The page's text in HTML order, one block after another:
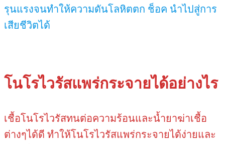
รุนแรงจนทำให้ความดันโลหิตตก ช็อค นำไปสู่การ
เสียชีวิตได้
โนโรไวรัสแพร่กระจายได้อย่างไร
เชื้อโนโรไวรัสทนต่อความร้อนและน้ำยาฆ่าเชื้อ
ต่างๆได้ดี ทำให้โนโรไวรัสแพร่กระจายได้ง่ายและ